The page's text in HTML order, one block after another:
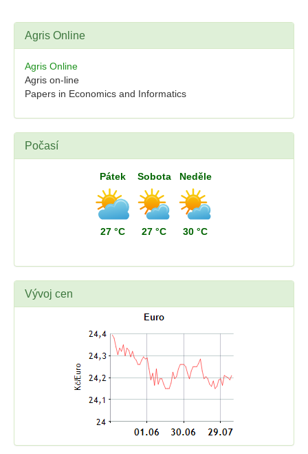
Agris Online
Agris Online
Agris on-line
Papers in Economics and Informatics
Počasí
Pátek
27 °C
Sobota
27 °C
Neděle
30 °C
Vývoj cen